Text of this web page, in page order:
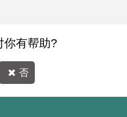
你有帮助?
否